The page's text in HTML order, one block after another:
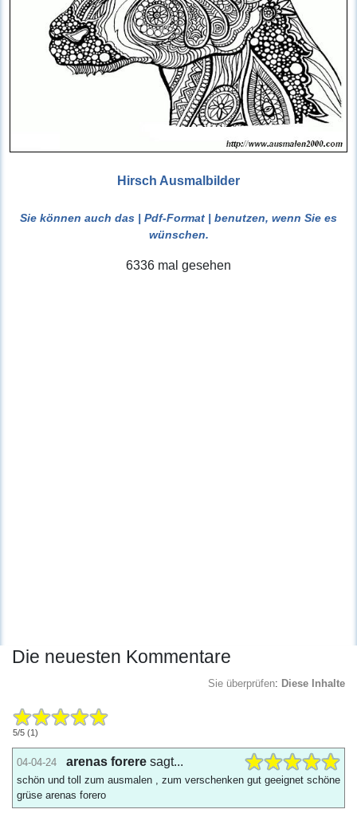
Hirsch Ausmalbilder
Sie können auch das | Pdf-Format | benutzen, wenn Sie es
wünschen.
6336 mal gesehen
Die neuesten Kommentare
Sie überprüfen: Diese Inhalte
5/5 (1)
04-04-24 arenas forere sagt...
schön und toll zum ausmalen , zum verschenken gut geeignet schöne
grüse arenas forero